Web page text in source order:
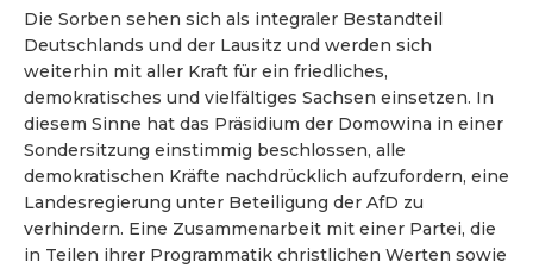
Die Sorben sehen sich als integraler Bestandteil
Deutschlands und der Lausitz und werden sich
weiterhin mit aller Kraft für ein friedliches,
demokratisches und vielfältiges Sachsen einsetzen. In
diesem Sinne hat das Präsidium der Domowina in einer
Sondersitzung einstimmig beschlossen, alle
demokratischen Kräfte nachdrücklich aufzufordern, eine
Landesregierung unter Beteiligung der AfD zu
verhindern. Eine Zusammenarbeit mit einer Partei, die
in Teilen ihrer Programmatik christlichen Werten sowie